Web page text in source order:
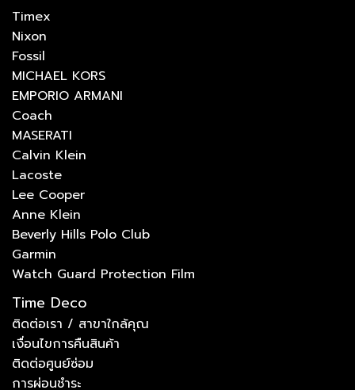
Timex
Nixon
Fossil
MICHAEL KORS
EMPORIO ARMANI
Coach
MASERATI
Calvin Klein
Lacoste
Lee Cooper
Anne Klein
Beverly Hills Polo Club
Garmin
Watch Guard Protection Film
Time Deco
ติดต่อเรา / สาขาใกล้คุณ
เงื่อนไขการคืนสินค้า
ติดต่อศูนย์ซ่อม
การผ่อนชำระ